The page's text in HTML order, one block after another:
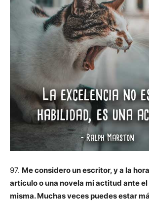
97. Me considero un escritor, y a la
artículo o una novela mi actitud ante
misma. Muchas veces puedes estar